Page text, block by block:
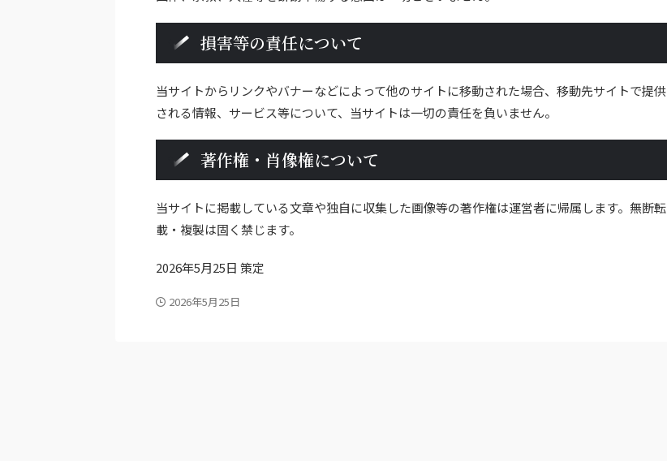
損害等の責任について
当サイトからリンクやバナーなどによって他のサイトに移動された場合、移動先サイトで提供
される情報、サービス等について、当サイトは一切の責任を負いません。
著作権・肖像権について
当サイトに掲載している文章や独自に収集した画像等の著作権は運営者に帰属します。無断転
載・複製は固く禁じます。
2026年5月25日 策定
2026年5月25日